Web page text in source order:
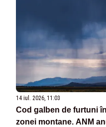
14 iul. 2026, 11:03
Cod galben de furtuni
zonei montane. ANM